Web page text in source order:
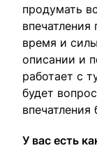
продумать
впечатления
время и
описании и
работает с
будет
У вас есть